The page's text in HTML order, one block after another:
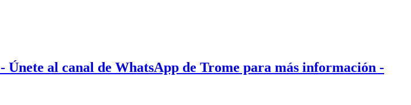
- Únete al canal de WhatsApp de Trome para más información -